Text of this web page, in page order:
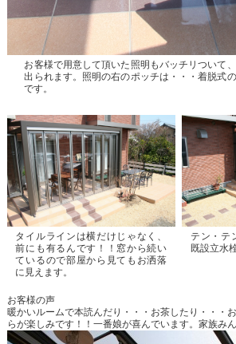
お客様で用意して頂いた照明もバッチリついて
出られます。照明の右のポッチは・・・着脱式
です。
タイルラインは横だけじゃなく、
前にも有るんです！！窓から続い
ているので部屋から見てもお洒落
に見えます。
テン・テ
既設立水
お客様の声
暖かいルームで本読んだり・・・お茶したり・・・
らが楽しみです！！一番娘が喜んでいます。家族み